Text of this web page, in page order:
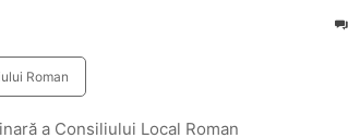
Roman
a Consiliului Local Roman